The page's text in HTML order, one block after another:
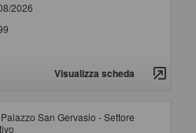
2026
Visualizza scheda
San Gervasio - Settore